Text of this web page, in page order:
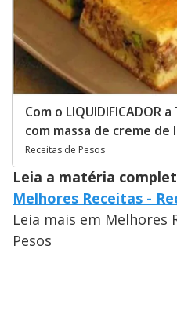
Com o LIQUIDIFICADOR
com massa de creme de
Receitas de Pesos
Leia a matéria
Melhores Receitas -
Leia mais em Melhores
Pesos